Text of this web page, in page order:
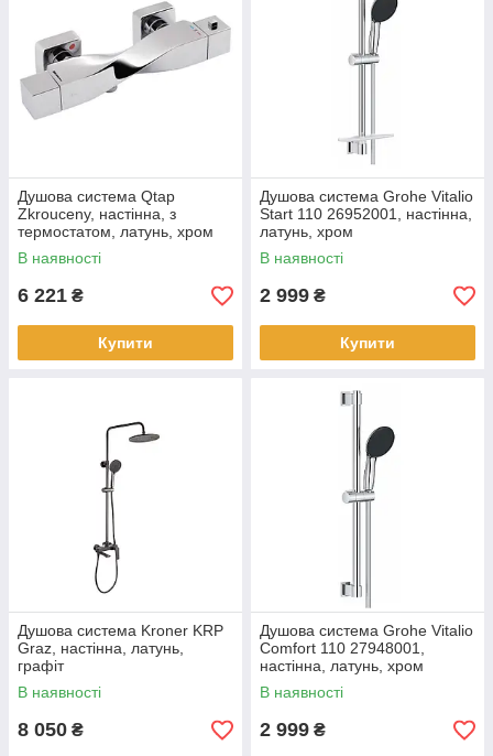
Душова система Qtap
Zkrouceny, настінна, з
термостатом, латунь, хром
В наявності
6 221 ₴
Купити
Душова система Grohe Vitalio
Start 110 26952001, настінна,
латунь, хром
В наявності
2 999 ₴
Купити
Душова система Kroner KRP
Graz, настінна, латунь,
графіт
В наявності
8 050 ₴
Душова система Grohe Vitalio
Comfort 110 27948001,
настінна, латунь, хром
В наявності
2 999 ₴